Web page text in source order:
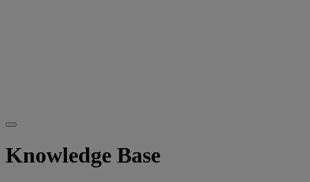
Knowledge Base